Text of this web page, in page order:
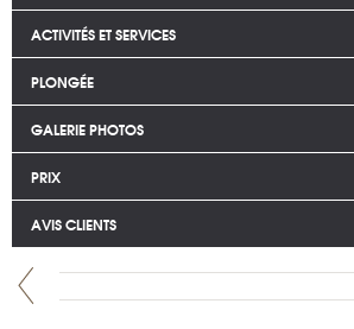
ACTIVITÉS ET SERVICES
PLONGÉE
GALERIE PHOTOS
PRIX
AVIS CLIENTS